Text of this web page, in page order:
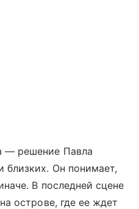
— решение Павла
близких. Он понимает,
В последней сцене
острове, где ее ждет